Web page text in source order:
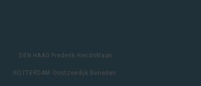
DEN HAAG Frederik Hendriklaan
ROTTERDAM Oostzeedijk Beneden